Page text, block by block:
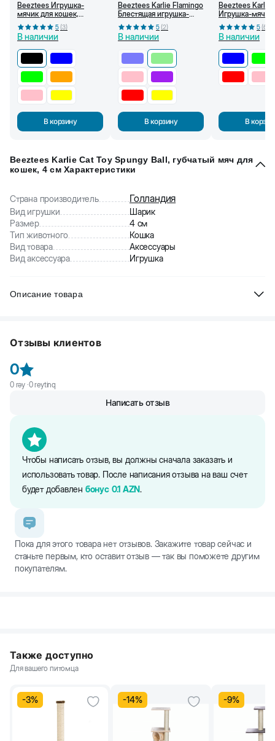
Beeztees Игрушка-
мячик для кошек,
пузырь, 3,5 см (Чёрный)
5(3)
В наличии
В корзину
Beeztees Karlie Flamingo
Блестящая игрушка-
мячик для кошек, 3,75
см (Светло-зеленая)
5(2)
В наличии
В корзину
Beeztees Karlie
Игрушка-мячик
кошек, с
(Синий)
5(6
В наличии
В
Beeztees Karlie Cat Toy Spungy Ball, губчатый мяч для
кошек, 4 см Характеристики
Страна производитель Голландия
Вид игрушки
Шарик
Размер
4 см
Тип животного
Кошка
Вид товара
Аксессуары
Вид аксессуара
Игрушка
Описание товара
- обеспечит необходимую физическую активность для выброса
энергии
- убережет зубы кошки за счет мягкого материала
Отзывы клиентов
0
0rəy ·0reytinq
Чтобы написать отзыв, вы должны сначала заказать и
использовать товар. После написания отзыва на ваш счет
будет добавлен бонус 0.1 AZN.
Написать отзыв
Пока для этого товара нет отзывов. Закажите товар сейчас и
станьте первым, кто оставит отзыв — так вы поможете другим
покупателям.
Также доступно
Для вашего питомца
-3% -14% -9%